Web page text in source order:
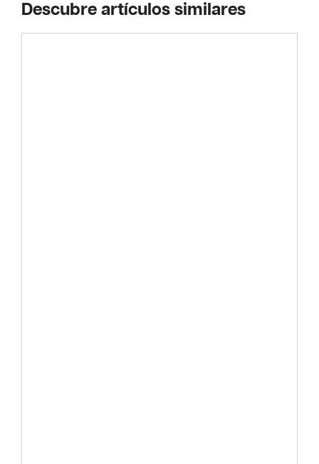
Descubre artículos similares